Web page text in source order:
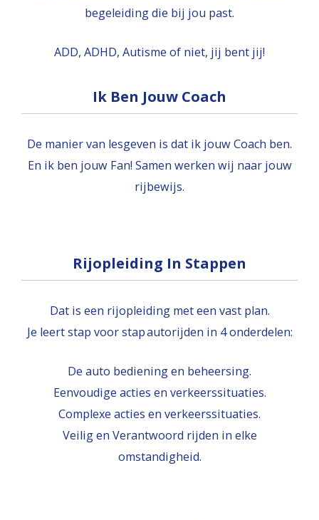
begeleiding die bij jou past.
ADD, ADHD, Autisme of niet, jij bent jij!
Ik Ben Jouw Coach
De manier van lesgeven is dat ik jouw Coach ben.
En ik ben jouw Fan! Samen werken wij naar jouw
rijbewijs.
Rijopleiding In Stappen
Dat is een rijopleiding met een vast plan.
Je leert stap voor stap autorijden in 4 onderdelen:
De auto bediening en beheersing.
Eenvoudige acties en verkeerssituaties.
Complexe acties en verkeerssituaties.
Veilig en Verantwoord rijden in elke
omstandigheid.